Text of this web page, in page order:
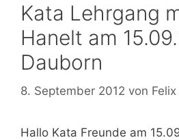
Kata Lehrgang
Hanelt am
Dauborn
8. September 2012 von Felix
Hallo Kata Freunde am